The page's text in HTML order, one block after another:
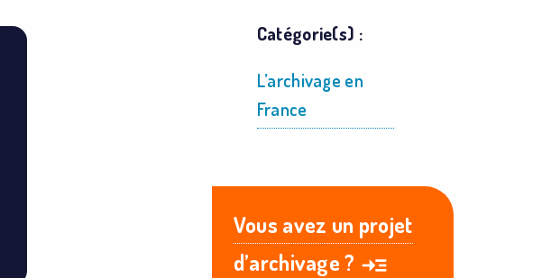
Catégorie(s) :
L’archivage en
France
Vous avez un projet
d’archivage ?